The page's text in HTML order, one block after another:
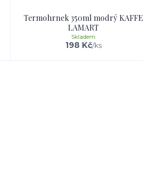
Termohrnek 350ml modrý KAFFE
LAMART
198 Kč/ks
Skladem